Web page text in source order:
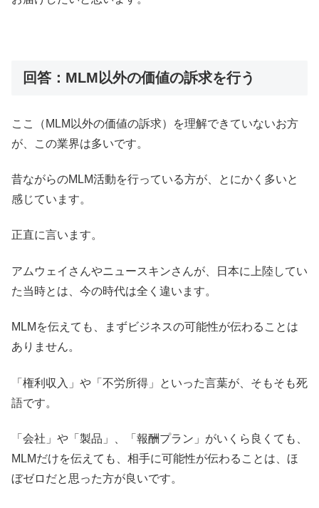
回答：MLM以外の価値の訴求を行う
ここ（MLM以外の価値の訴求）を理解できていないお方
が、この業界は多いです。
昔ながらのMLM活動を行っている方が、とにかく多いと
感じています。
正直に言います。
アムウェイさんやニュースキンさんが、日本に上陸してい
た当時とは、今の時代は全く違います。
MLMを伝えても、まずビジネスの可能性が伝わることは
ありません。
「権利収入」や「不労所得」といった言葉が、そもそも死
語です。
「会社」や「製品」、「報酬プラン」がいくら良くても、
MLMだけを伝えても、相手に可能性が伝わることは、ほ
ぼゼロだと思った方が良いです。